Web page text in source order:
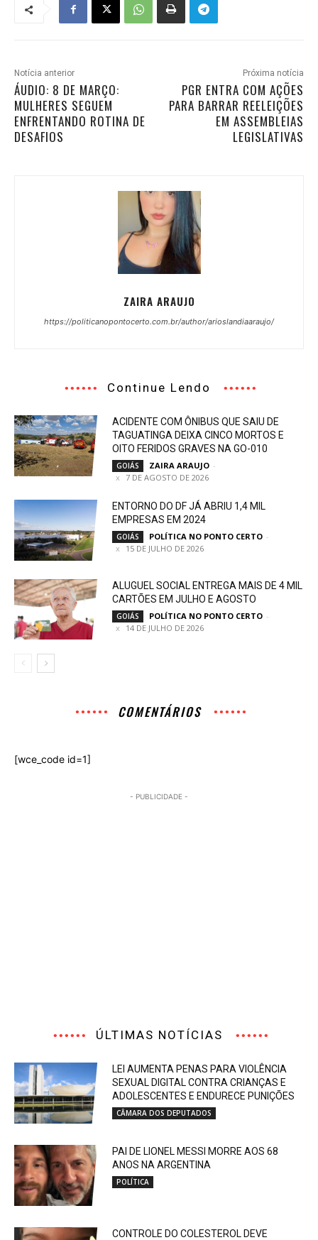
Notícia anterior
ÁUDIO: 8 DE MARÇO:
MULHERES SEGUEM
ENFRENTANDO ROTINA DE
DESAFIOS
Próxima notícia
PGR ENTRA COM AÇÕES
PARA BARRAR REELEIÇÕES
EM ASSEMBLEIAS
LEGISLATIVAS
ZAIRA ARAUJO
https://politicanopontocerto.com.br/author/arioslandiaaraujo/
Continue Lendo
ACIDENTE COM ÔNIBUS QUE SAIU DE
TAGUATINGA DEIXA CINCO MORTOS E
OITO FERIDOS GRAVES NA GO-010
GOIÁS ZAIRA ARAUJO -
7 DE AGOSTO DE 2026
ENTORNO DO DF JÁ ABRIU 1,4 MIL
EMPRESAS EM 2024
GOIÁS POLÍTICA NO PONTO CERTO -
15 DE JULHO DE 2026
ALUGUEL SOCIAL ENTREGA MAIS DE 4 MIL
CARTÕES EM JULHO E AGOSTO
GOIÁS POLÍTICA NO PONTO CERTO -
14 DE JULHO DE 2026
COMENTÁRIOS
[wce_code id=1]
- PUBLICIDADE -
ÚLTIMAS NOTÍCIAS
LEI AUMENTA PENAS PARA VIOLÊNCIA
SEXUAL DIGITAL CONTRA CRIANÇAS E
ADOLESCENTES E ENDURECE PUNIÇÕES
CÂMARA DOS DEPUTADOS
PAI DE LIONEL MESSI MORRE AOS 68
ANOS NA ARGENTINA
POLÍTICA
CONTROLE DO COLESTEROL DEVE